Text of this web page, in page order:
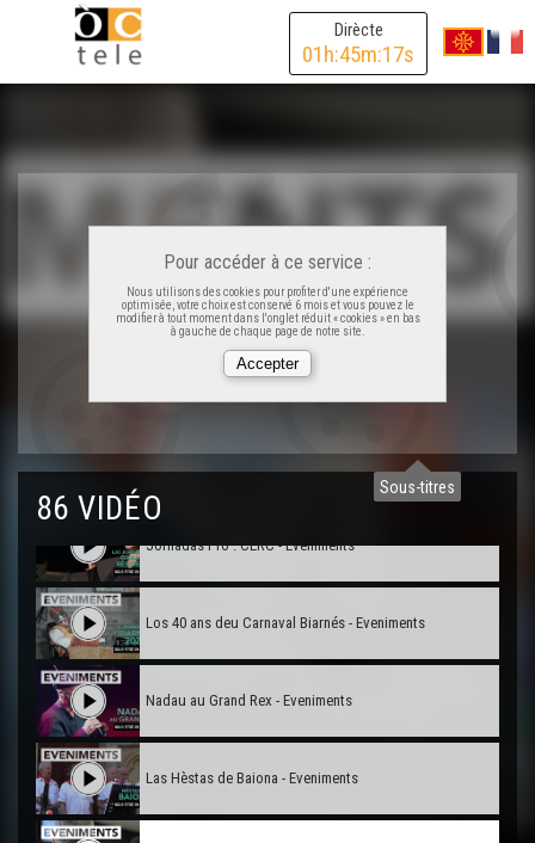
Dirècte
01h:45m:17s
Sous-titres
Pour accéder à ce service :
Nous utilisons des cookies pour profiter d'une expérience
optimisée, votre choix est conservé 6 mois et vous pouvez le
modifier à tout moment dans l'onglet réduit « cookies » en bas
à gauche de chaque page de notre site.
86 VIDÉO
La Passem 2024 - Eveniments
Rencontras Occitanas d'Agen - Eveniments
La Felibrejada de 2024 - Eveniments
Rugbí Pau–Vannes - Eveniments
Jornadas Pro : CERC - Eveniments
Los 40 ans deu Carnaval Biarnés - Eveniments
Nadau au Grand Rex - Eveniments
Las Hèstas de Baiona - Eveniments